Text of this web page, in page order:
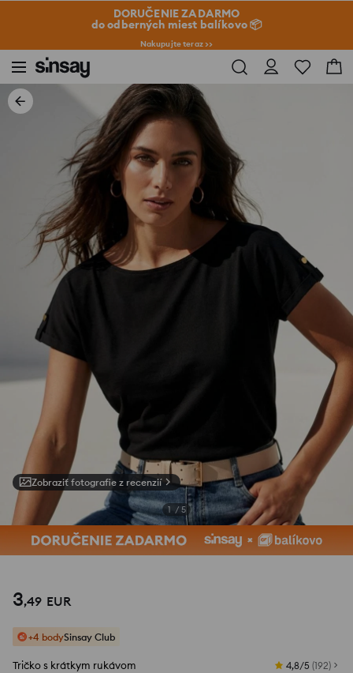
DORUČENIE ZADARMO
do odberných miest balíkovo 📦
Nakupujte teraz >>
Zobraziť fotografie z recenzií
1 / 5
3,49 EUR
+4 bodySinsay Club
Tričko s krátkym rukávom 4,8/5 (192)